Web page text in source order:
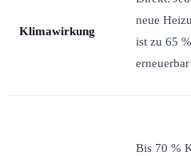
Klimawirkung
neue
ist zu 65 %
erneuerbar
Bis 70 %